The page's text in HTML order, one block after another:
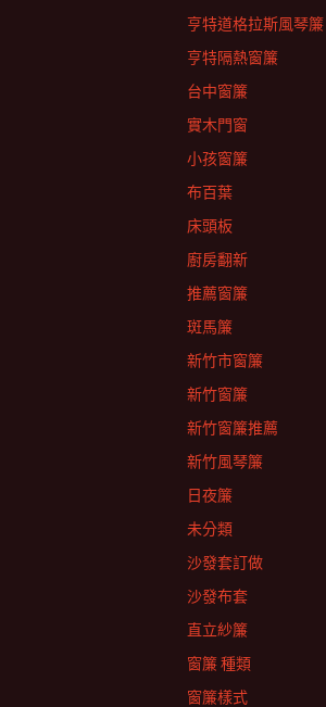
亨特道格拉斯風琴簾
亨特隔熱窗簾
台中窗簾
實木門窗
小孩窗簾
布百葉
床頭板
廚房翻新
推薦窗簾
斑馬簾
新竹市窗簾
新竹窗簾
新竹窗簾推薦
新竹風琴簾
日夜簾
未分類
沙發套訂做
沙發布套
直立紗簾
窗簾 種類
窗簾樣式